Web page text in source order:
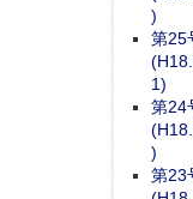
)
第25
1)
第24
)
第23